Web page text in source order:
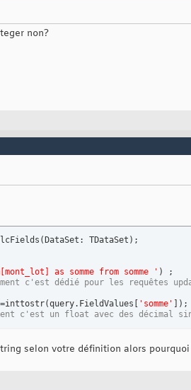
non?
( DataSet: TDataSet )
as somme from somme ' )
;
c'est dédié pour les requêtes
=inttostr(query.FieldValues 'somme' )
c'est un float avec des
selon votre définition alors pourquoi